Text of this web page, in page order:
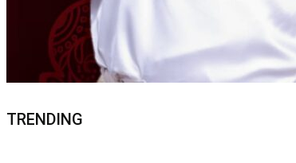
TRENDING